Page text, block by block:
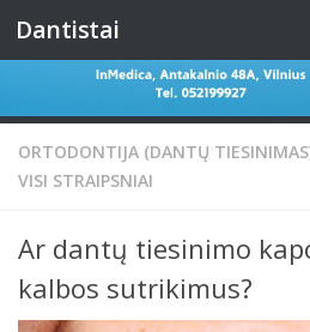
Skip to content
Dantistai
ORTODONTIJA (DANTŲ
VISI STRAIPSNIAI
Ar dantų tiesinimo
kalbos sutrikimus?